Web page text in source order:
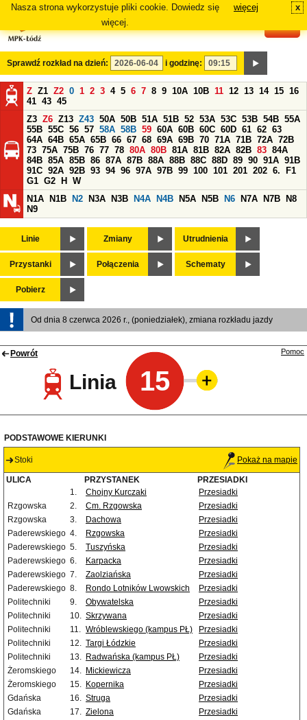
Nasza strona wykorzystuje pliki cookie. Dowiedz się
więcej.
więcej x
Sprawdź rozkład na dzień: i godzinę:
Z Z1 Z2 0 1 2 3 4 5 6 7 8 9 10A 10B 11 12 13 14 15 16
41 43 45
Z3 Z6 Z13 Z43 50A 50B 51A 51B 52 53A 53C 53B 54B 55A
55B 55C 56 57 58A 58B 59 60A 60B 60C 60D 61 62 63
64A 64B 65A 65B 66 67 68 69A 69B 70 71A 71B 72A 72B
73 75A 75B 76 77 78 80A 80B 81A 81B 82A 82B 83 84A
84B 85A 85B 86 87A 87B 88A 88B 88C 88D 89 90 91A 91B
91C 92A 92B 93 94 96 97A 97B 99 100 101 201 202 6.
F1
G1 G2 H
W
N1A
N1B N2 N3A N3B N4A N4B N5A N5B N6 N7A N7B
N8
N9
Linie Zmiany Utrudnienia
Przystanki Połączenia Schematy
Pobierz
Od dnia 8 czerwca 2026 r., (poniedziałek), zmiana rozkładu jazdy
Powrót
Linia 15
Pomoc
PODSTAWOWE KIERUNKI
Stoki Pokaż na mapie
ULICA PRZYSTANEK
PRZESIADKI
1.
Chojny Kurczaki
Przesiadki
Rzgowska
2. Cm. Rzgowska
Przesiadki
Rzgowska
3. Dachowa
Przesiadki
Paderewskiego 4. Rzgowska
Przesiadki
Paderewskiego 5. Tuszyńska
Przesiadki
Paderewskiego 6. Karpacka
Przesiadki
Paderewskiego 7. Zaolziańska
Przesiadki
Paderewskiego 8. Rondo Lotników Lwowskich
Przesiadki
Politechniki
9. Obywatelska
Przesiadki
Politechniki
10. Skrzywana
Przesiadki
Politechniki
11. Wróblewskiego (kampus PŁ)
Przesiadki
Politechniki
12. Targi Łódzkie
Przesiadki
Politechniki
13. Radwańska (kampus PŁ)
Przesiadki
Żeromskiego
14. Mickiewicza
Przesiadki
Żeromskiego
15. Kopernika
Przesiadki
Gdańska
16. Struga
Przesiadki
Gdańska
17. Zielona
Przesiadki